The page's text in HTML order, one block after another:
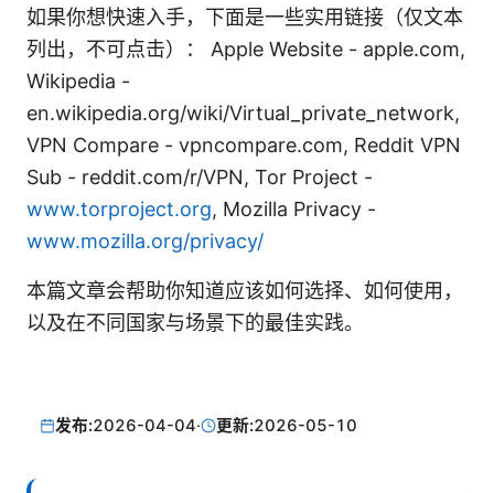
如果你想快速入手，下面是一些实用链接（仅文本
列出，不可点击）： Apple Website - apple.com,
Wikipedia -
en.wikipedia.org/wiki/Virtual_private_network,
VPN Compare - vpncompare.com, Reddit VPN
Sub - reddit.com/r/VPN, Tor Project -
www.torproject.org, Mozilla Privacy -
www.mozilla.org/privacy/
本篇文章会帮助你知道应该如何选择、如何使用，
以及在不同国家与场景下的最佳实践。
发布:2026-04-04· 更新:2026-05-10